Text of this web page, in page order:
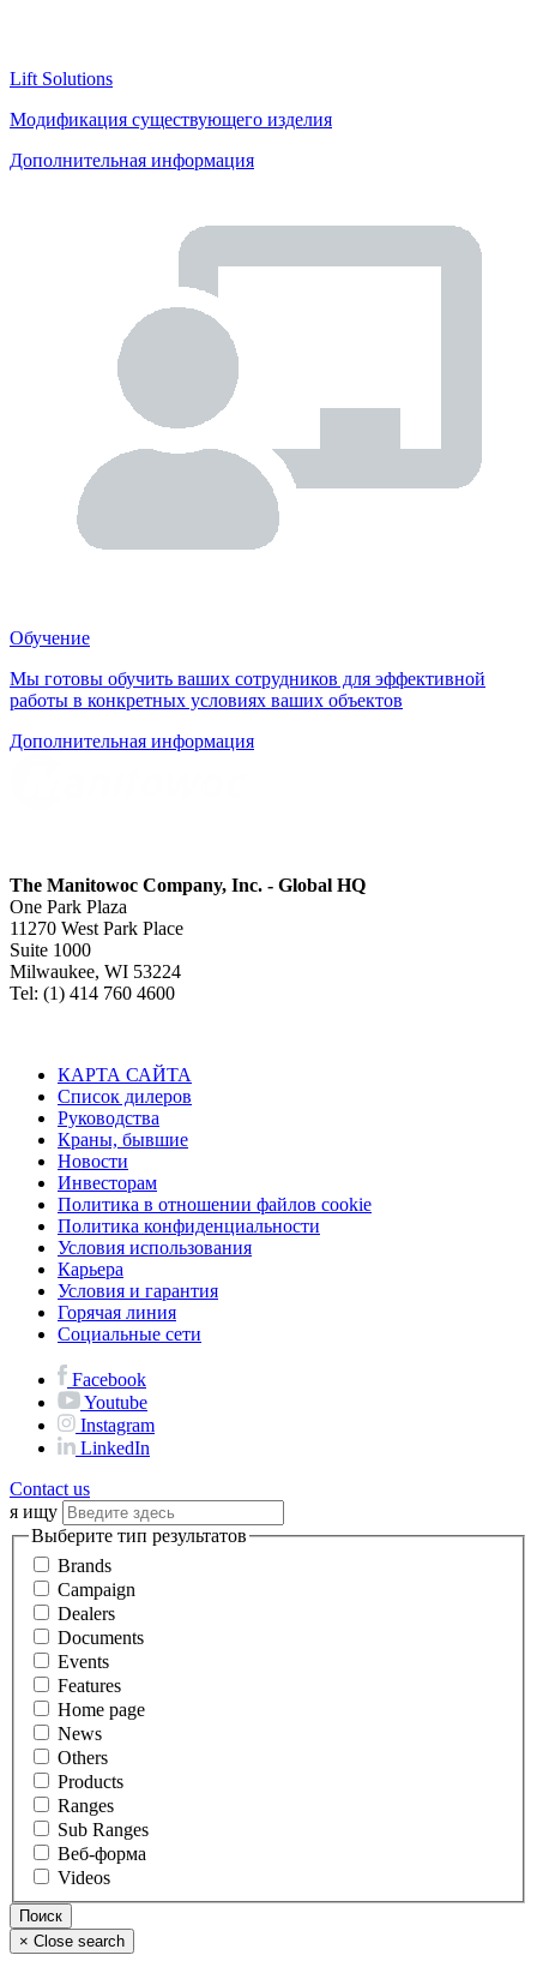
Lift Solutions
Модификация существующего изделия
Дополнительная информация
Обучение
Мы готовы обучить ваших сотрудников для эффективной
работы в конкретных условиях ваших объектов
Дополнительная информация
The Manitowoc Company, Inc. - Global HQ
One Park Plaza
11270 West Park Place
Suite 1000
Milwaukee, WI 53224
Tel: (1) 414 760 4600
КАРТА САЙТА
Список дилеров
Руководства
Краны, бывшие
Новости
Инвесторам
Политика в отношении файлов cookie
Политика конфиденциальности
Условия использования
Карьера
Условия и гарантия
Горячая линия
Социальные сети
Facebook
Youtube
Instagram
LinkedIn
Contact us
я ищу
Выберите тип результатов
Brands
Campaign
Dealers
Documents
Events
Features
Home page
News
Others
Products
Ranges
Sub Ranges
Веб-форма
Videos
× Close search